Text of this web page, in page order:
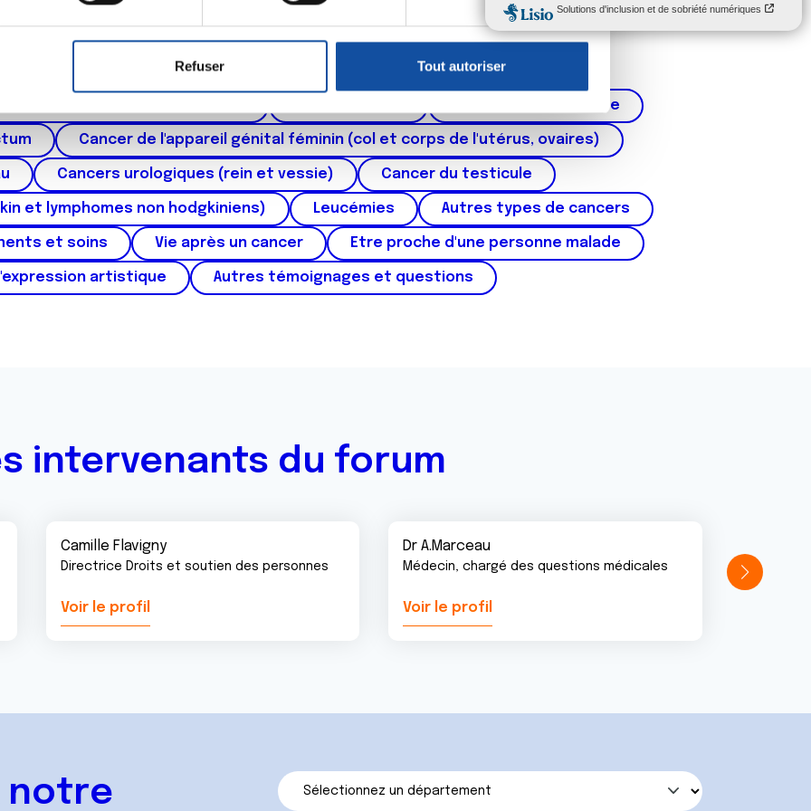
de vos données personnelles et définir vos préférences, reportez-vous à lasection «
ou retirer votre consentement à tout moment à partir de la déclaration sur les cookies.
de publicité et d'analyse, qui peuvent combiner celles-ci avec d'autres informations que
ont collectées lors de votre utilisation de leurs services.
Refuser Tout autoriser
Thématiques
et des voies respiratoires Cancer de la prostate
Cancer de l'appareil génital féminin (col et corps de l'utérus, ovaires)
Cancers urologiques (rein et vessie) Cancer du testicule
et lymphomes non hodgkiniens) Leucémies Autres types de cancers
et soins Vie après un cancer Etre proche d'une personne malade
artistique Autres témoignages et questions
intervenants du forum
Camille Flavigny
Directrice Droits et soutien des personnes
Voir le profil
Dr A.Marceau
Médecin, chargé des questions médicales
Voir le profil
notre